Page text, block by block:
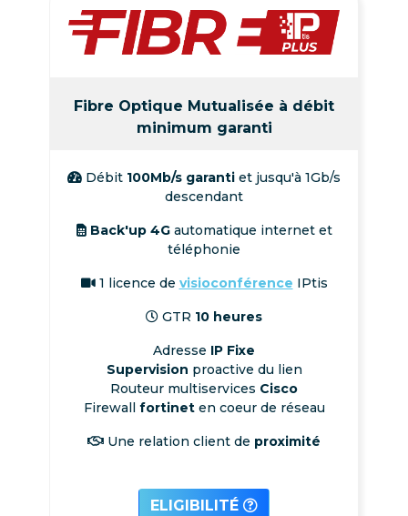
Fibre Optique Mutualisée à débit
minimum garanti
Débit 100Mb/s garanti et jusqu'à 1Gb/s
descendant
Back'up 4Gautomatique internet et
téléphonie
1 licence de visioconférence IPtis
GTR 10 heures
Adresse IP Fixe
Supervision proactive du lien
Routeur multiservices Cisco
Firewall fortineten coeur de réseau
Une relation client de proximité
ELIGIBILITÉ